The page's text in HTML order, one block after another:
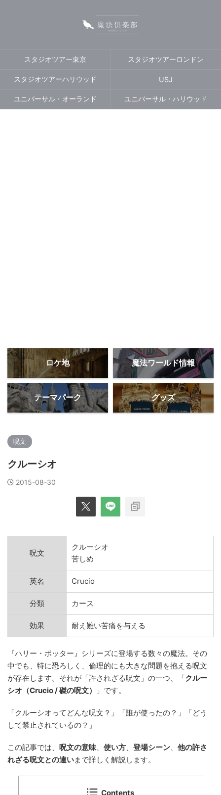
スタジオツアー東京 スタジオツアーロンドン
スタジオツアーハリウッド USJ
ユニバーサル・オーランド ユニバーサル・ハリウッド
ロケ地 魔法ワールド情報
テーマパーク グッズ
呪文
クルーシオ
2015-08-30
呪文
クルーシオ
苦しめ
英名 Crucio
分類 カース
効果 耐え難い苦痛を与える
『ハリー・ポッター』シリーズに登場する数々の魔法。その
中でも、特に恐ろしく、倫理的にも大きな問題を抱える呪文
が存在します。それが「許されざる呪文」の一つ、「クルー
シオ（Crucio / 磔の呪文）
」です。
「クルーシオってどんな呪文？」「誰が使ったの？」「どう
して禁止されているの？」
この記事では、 呪文の意味、 使い方、 登場シーン、 他の許さ
れざる呪文との違いまで詳しく解説します。
Contents